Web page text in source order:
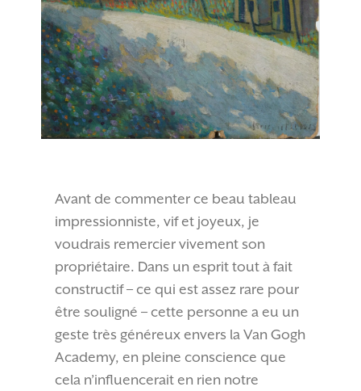
Avant de commenter ce beau tableau
impressionniste, vif et joyeux, je
voudrais remercier vivement son
propriétaire. Dans un esprit tout à fait
constructif – ce qui est assez rare pour
être souligné – cette personne a eu un
geste très généreux envers la Van Gogh
Academy, en pleine conscience que
cela n’influencerait en rien notre